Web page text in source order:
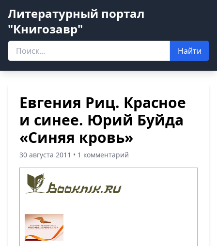
Литературный портал
"Книгозавр"
Найти
Евгения Риц. Красное
и синее. Юрий Буйда
«Синяя кровь»
30 августа 2011 • 1 комментарий